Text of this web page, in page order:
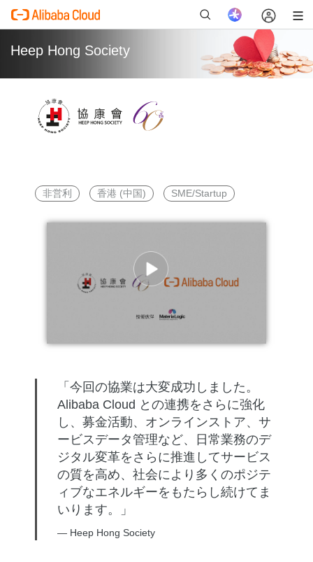
Heep Hong Society
非営利 香港 (中国) SME/Startup
「今回の協業は大変成功しました。
Alibaba Cloud との連携をさらに強化
し、募金活動、オンラインストア、サ
ービスデータ管理など、日常業務のデ
ジタル変革をさらに推進してサービス
の質を高め、社会により多くのポジテ
ィブなエネルギーをもたらし続けてま
いります。」
— Heep Hong Society